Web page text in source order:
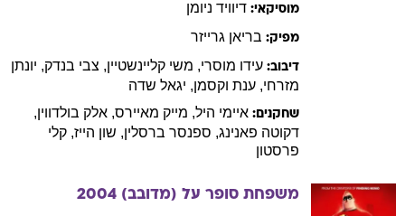
מוסיקאי: דיוויד ניומן
מפיק: בריאן גרייזר
דיבוב: עידו מוסרי, משי קליינשטיין, צבי בנדק, יונתן
מזרחי, ענת וקסמן, יגאל שדה
שחקנים: איימי היל, מייק מאיירס, אלק בולדווין,
דקוטה פאנינג, ספנסר ברסלין, שון הייז, קלי
פרסטון
משפחת סופר על (מדובב) 2004